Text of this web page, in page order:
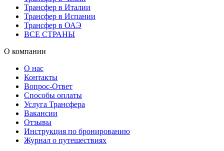
Трансфер в Италии
Трансфер в Испании
Трансфер в ОАЭ
ВСЕ СТРАНЫ
О компании
О нас
Контакты
Вопрос-Ответ
Способы оплаты
Услуга Трансфера
Вакансии
Отзывы
Инструкция по бронированию
Журнал о путешествиях